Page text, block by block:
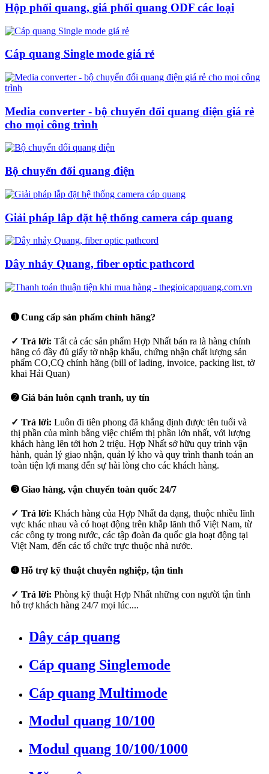
Hộp phối quang, giá phối quang ODF các loại
Cáp quang Single mode giá rẻ
Media converter - bộ chuyển đổi quang điện giá rẻ
cho mọi công trình
Bộ chuyển đổi quang điện
Giải pháp lắp đặt hệ thống camera cáp quang
Dây nhảy Quang, fiber optic pathcord
➊ Cung cấp sản phẩm chính hãng?
✓ Trả lời: Tất cả các sản phẩm Hợp Nhất bán ra là hàng chính
hãng có đầy đủ giấy tờ nhập khẩu, chứng nhận chất lượng sản
phẩm CO,CQ chính hãng (bill of lading, invoice, packing list, tờ
khai Hải Quan)
➋ Giá bán luôn cạnh tranh, uy tín
✓ Trả lời: Luôn đi tiên phong đã khẳng định được tên tuổi và
thị phần của mình bằng việc chiếm thị phần lớn nhất, với lượng
khách hàng lên tới hơn 2 triệu. Hợp Nhất sở hữu quy trình vận
hành, quản lý giao nhận, quản lý kho và quy trình thanh toán an
toàn tiện lợi mang đến sự hài lòng cho các khách hàng.
➌ Giao hàng, vận chuyển toàn quốc 24/7
✓ Trả lời: Khách hàng của Hợp Nhất đa dạng, thuộc nhiều lĩnh
vực khác nhau và có hoạt động trên khắp lãnh thổ Việt Nam, từ
các công ty trong nước, các tập đoàn đa quốc gia hoạt động tại
Việt Nam, đến các tổ chức trực thuộc nhà nước.
➍ Hỗ trợ kỹ thuật chuyên nghiệp, tận tình
✓ Trả lời: Phòng kỹ thuật Hợp Nhất những con người tận tình
hỗ trợ khách hàng 24/7 mọi lúc....
Dây cáp quang
Cáp quang Singlemode
Cáp quang Multimode
Modul quang 10/100
Modul quang 10/100/1000